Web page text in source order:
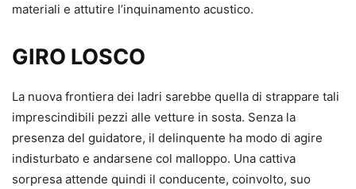
materiali e attutire l’inquinamento acustico.
GIRO LOSCO
La nuova frontiera dei ladri sarebbe quella di strappare tali
imprescindibili pezzi alle vetture in sosta. Senza la
presenza del guidatore, il delinquente ha modo di agire
indisturbato e andarsene col malloppo. Una cattiva
sorpresa attende quindi il conducente, coinvolto, suo